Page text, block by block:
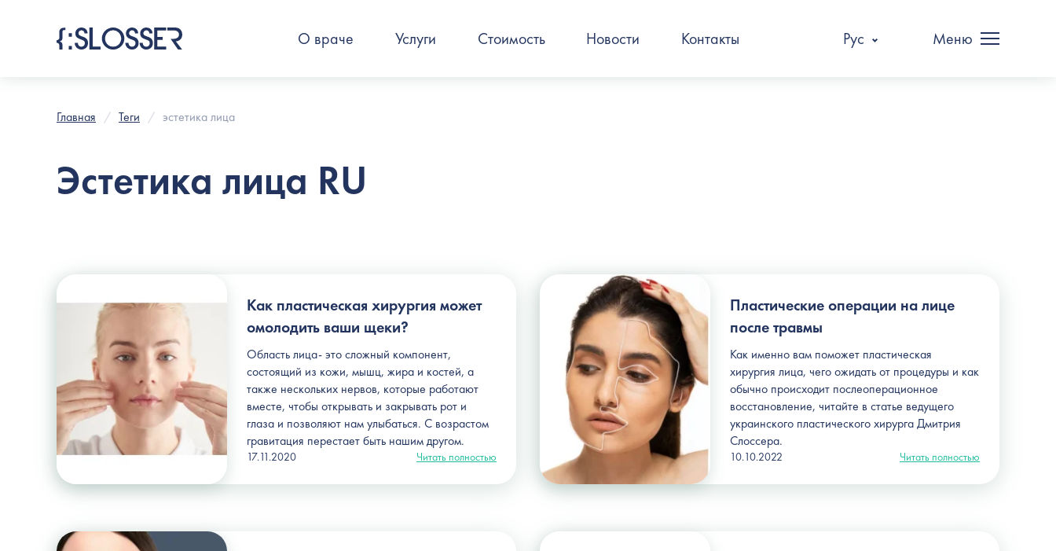
О враче Услуги Стоимость Новости Контакты Рус Меню
Главная Теги эстетика лица
Эстетика лица RU
Как пластическая хирургия может
омолодить ваши щеки?
Область лица-это сложный компонент,
состоящий из кожи, мышц, жира и костей, а
также нескольких нервов, которые работают
вместе, чтобы открывать и закрывать рот и
глаза и позволяют нам улыбаться. С возрастом
гравитация перестает быть нашим другом.
17.11.2020 Читать полностью
Пластические операции на лице
после травмы
Как именно вам поможет пластическая
хирургия лица, чего ожидать от процедуры и как
обычно происходит послеоперационное
восстановление, читайте в статье ведущего
украинского пластического хирурга Дмитрия
Слоссера.
10.10.2022 Читать полностью